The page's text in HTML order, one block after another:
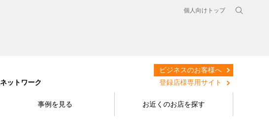
個人向けトップ
ットワーク
ビジネスのお客様へ
登録店様専用サイト
事例を見る お近くのお店を探す